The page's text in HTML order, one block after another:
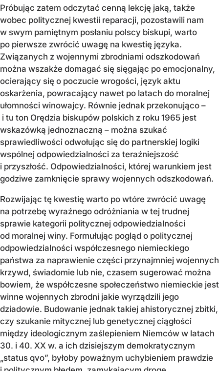
Próbując zatem odczytać cenną lekcję jaką, także
wobec politycznej kwestii reparacji, pozostawili nam
w swym pamiętnym posłaniu polscy biskupi, warto
po pierwsze zwrócić uwagę na kwestię języka.
Związanych z wojennymi zbrodniami odszkodowań
można wszakże domagać się sięgając po emocjonalny,
ocierający się o poczucie wrogości, język aktu
oskarżenia, powracający nawet po latach do moralnej
ułomności winowajcy. Równie jednak przekonująco –
i tu ton Orędzia biskupów polskich z roku 1965 jest
wskazówką jednoznaczną – można szukać
sprawiedliwości odwołując się do partnerskiej logiki
wspólnej odpowiedzialności za teraźniejszość
i przyszłość. Odpowiedzialności, której warunkiem jest
godziwe zamknięcie sprawy wojennych odszkodowań.
Rozwijając tę kwestię warto po wtóre zwrócić uwagę
na potrzebę wyraźnego odróżniania w tej trudnej
sprawie kategorii politycznej odpowiedzialności
od moralnej winy. Formułując pogląd o politycznej
odpowiedzialności współczesnego niemieckiego
państwa za naprawienie części przynajmniej wojennych
krzywd, świadomie lub nie, czasem sugerować można
bowiem, że współczesne społeczeństwo niemieckie jest
winne wojennych zbrodni jakie wyrządzili jego
dziadowie. Budowanie jednak takiej ahistorycznej zbitki,
czy szukanie mitycznej lub genetycznej ciągłości
między ideologicznym zaślepieniem Niemców w latach
30. i 40. XX w. a ich dzisiejszym demokratycznym
„status qvo”, byłoby poważnym uchybieniem prawdzie